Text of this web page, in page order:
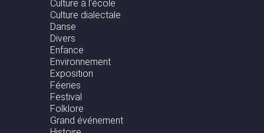
Culture à l'école
Culture dialectale
Danse
Divers
Enfance
Environnement
Exposition
Féeries
Festival
Folklore
Grand événement